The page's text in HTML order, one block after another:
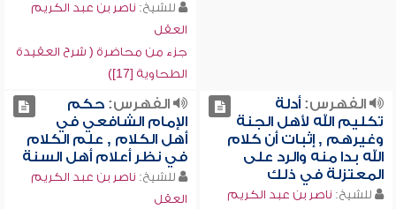
للشيخ: ناصر بن عبد الكريم
العقل
جزء من محاضرة ( شرح العقيدة
الطحاوية [17])
الفهرس:أدلة
تكليم الله لأهل الجنة
وغيرهم , إثبات أن كلام
الله بدا منه والرد على
المعتزلة في ذلك
للشيخ: ناصر بن عبد الكريم
الفهرس:حكم
الإمام الشافعي في
أهل الكلام , علم الكلام
في نظر أعلام أهل السنة
للشيخ: ناصر بن عبد الكريم
العقل